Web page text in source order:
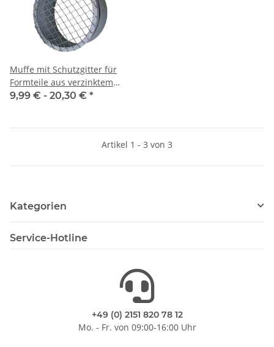
Muffe mit Schutzgitter für
Formteile aus verzinktem
Stahlblech, Ø 100-315 mm,
9,99 € - 20,30 € *
Artikel 1 - 3 von 3
Kategorien
Service-Hotline
+49 (0) 2151 820 78 12
Mo. - Fr. von 09:00-16:00 Uhr